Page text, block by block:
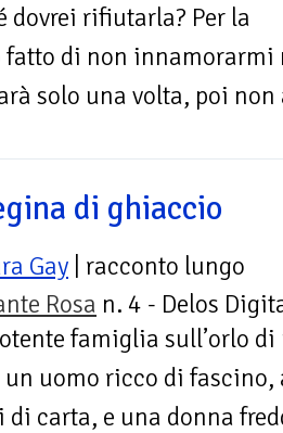
dovrei rifiutarla? Per la
fatto di non
solo una volta, poi
di ghiaccio
Gay | racconto lungo
Rosa n. 4 - Delos
famiglia sull’orlo di
uomo ricco di
carta, e una donna